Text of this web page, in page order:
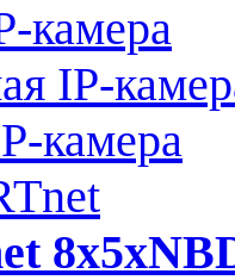
камера
IP-
камера